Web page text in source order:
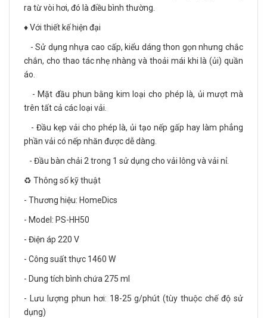
ra từ vòi hơi, đó là điều bình thường.
♦️ Với thiết kế hiện đại
- Sử dụng nhựa cao cấp, kiểu dáng thon gọn nhưng chắc
chắn, cho thao tác nhẹ nhàng và thoải mái khi là (ủi) quần
áo.
- Mặt đầu phun bằng kim loại cho phép là, ủi mượt mà
trên tất cả các loại vải.
- Đầu kẹp vải cho phép là, ủi tạo nếp gấp hay làm phẳng
phần vải có nếp nhăn được dễ dàng.
- Đầu bàn chải 2 trong 1 sử dụng cho vải lông và vải nỉ.
♻️ Thông số kỹ thuật
- Thương hiệu: HomeDics
- Model: PS-HH50
- Điện áp 220 V
- Công suất thực 1460 W
- Dung tích bình chứa 275 ml
- Lưu lượng phun hơi: 18-25 g/phút (tùy thuộc chế độ sử
dụng)